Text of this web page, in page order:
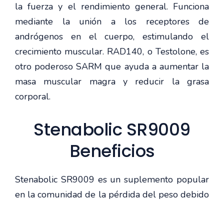
la fuerza y el rendimiento general. Funciona
mediante la unión a los receptores de
andrógenos en el cuerpo, estimulando el
crecimiento muscular. RAD140, o Testolone, es
otro poderoso SARM que ayuda a aumentar la
masa muscular magra y reducir la grasa
corporal.
Stenabolic SR9009
Beneficios
Stenabolic SR9009 es un suplemento popular
en la comunidad de la pérdida del peso debido